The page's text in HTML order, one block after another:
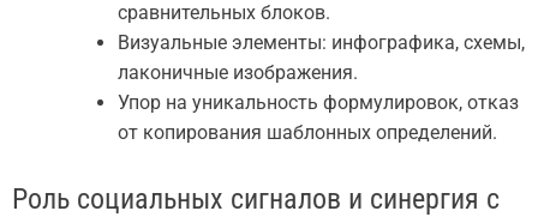
сравнительных блоков.
Визуальные элементы: инфографика, схемы,
лаконичные изображения.
Упор на уникальность формулировок, отказ
от копирования шаблонных определений.
Роль социальных сигналов и синергия с